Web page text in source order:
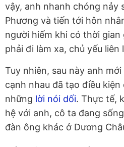
vậy, anh nhanh chóng nảy
Phương và tiến tới hôn
người hiếm khi có thời gian
phải đi làm xa, chủ yếu liên
Tuy nhiên, sau này anh
cạnh nhau đã tạo điều kiện
những lời nói dối. Thực tế,
hệ với anh, cô ta đang
đàn ông khác ở Dương